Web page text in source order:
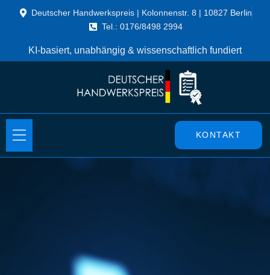
Deutscher Handwerkspreis | Kolonnenstr. 8 | 10827 Berlin
Tel.: 0176/8498 2994
KI-basiert, unabhängig & wissenschaftlich fundiert
KONTAKT